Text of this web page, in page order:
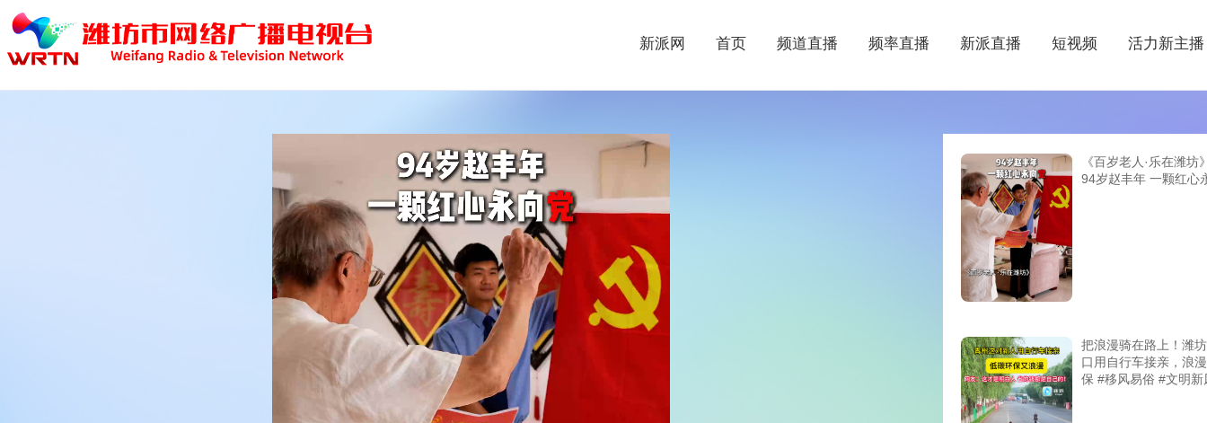
新派网 首页 频道直播 频率直播 新派直播 短视频 活力新主播
《百岁老人·乐在潍
94岁赵丰年 一颗红心
把浪漫骑在路上！潍
口用自行车接亲，浪
保 #移风易俗 #文明新